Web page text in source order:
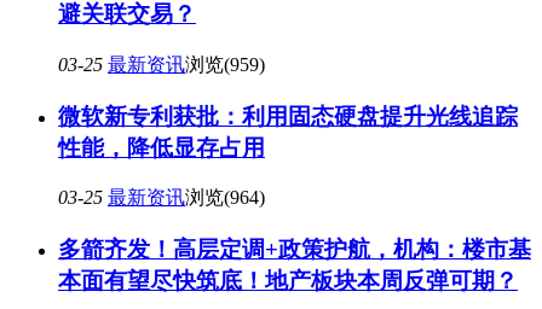
避关联交易？
03-25 最新资讯浏览(959)
微软新专利获批：利用固态硬盘提升光线追踪
性能，降低显存占用
03-25 最新资讯浏览(964)
多箭齐发！高层定调+政策护航，机构：楼市基
本面有望尽快筑底！地产板块本周反弹可期？